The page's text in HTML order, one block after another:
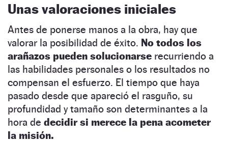
Unas valoraciones iniciales
Antes de ponerse manos a la obra, hay que
valorar la posibilidad de éxito. No todos los
arañazos pueden solucionarse recurriendo a
las habilidades personales o los resultados no
compensan el esfuerzo. El tiempo que haya
pasado desde que apareció el rasguño, su
profundidad y tamaño son determinantes a la
hora de decidir si merece la pena acometer
la misión.